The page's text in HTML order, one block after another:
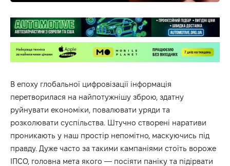
В епоху глобальної цифровізації інформація
перетворилася на найпотужнішу зброю, здатну
руйнувати економіки, повалювати уряди та
розколювати суспільства. Штучно створені наративи
проникають у наш простір непомітно, маскуючись під
правду. Дуже часто за такими кампаніями стоїть вороже
ІПСО, головна мета якого — посіяти паніку та підірвати